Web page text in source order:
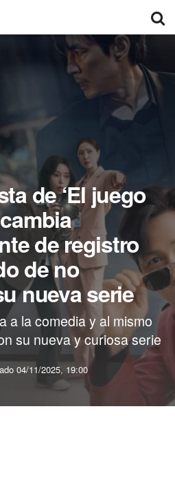
de ‘El juego
de registro
de no
nueva serie
a la comedia y al mismo
su nueva y curiosa serie
04/11/2025, 19:00